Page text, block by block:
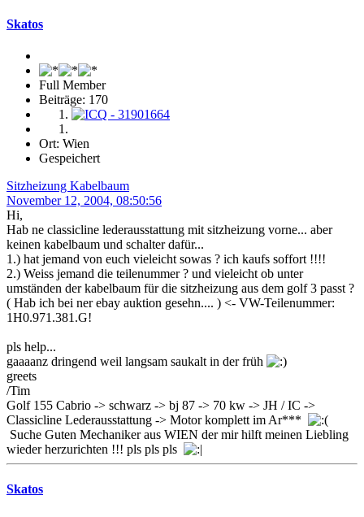
Skatos
Full Member
Beiträge: 170
Ort: Wien
Gespeichert
Sitzheizung Kabelbaum
November 12, 2004, 08:50:56
Hi,
Hab ne classicline lederausstattung mit sitzheizung vorne... aber
keinen kabelbaum und schalter dafür...
1.) hat jemand von euch vieleicht sowas ? ich kaufs soffort !!!!
2.) Weiss jemand die teilenummer ? und vieleicht ob unter
umständen der kabelbaum für die sitzheizung aus dem golf 3 passt ?
( Hab ich bei ner ebay auktion gesehn.... ) <- VW-Teilenummer:
1H0.971.381.G!
pls help...
gaaaanz dringend weil langsam saukalt in der früh
greets
/Tim
Golf 155 Cabrio -> schwarz -> bj 87 -> 70 kw -> JH / IC ->
Classicline Lederausstattung -> Motor komplett im Ar***
Suche Guten Mechaniker aus WIEN der mir hilft meinen Liebling
wieder herzurichten !!! pls pls pls
Skatos